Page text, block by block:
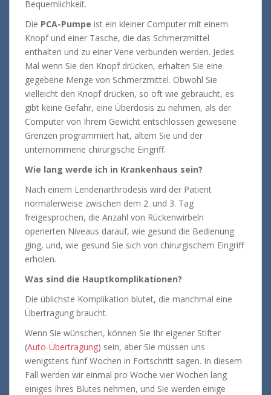
Bequemlichkeit.
Die PCA-Pumpe ist ein kleiner Computer mit einem
Knopf und einer Tasche, die das Schmerzmittel
enthalten und zu einer Vene verbunden werden. Jedes
Mal wenn Sie den Knopf drücken, erhalten Sie eine
gegebene Menge von Schmerzmittel. Obwohl Sie
vielleicht den Knopf drücken, so oft wie gebraucht, es
gibt keine Gefahr, eine Überdosis zu nehmen, als der
Computer von Ihrem Gewicht entschlossen gewesene
Grenzen programmiert hat, altern Sie und der
unternommene chirurgische Eingriff.
Wie lang werde ich in Krankenhaus sein?
Nach einem Lendenarthrodesis wird der Patient
normalerweise zwischen dem 2. und 3. Tag
freigesprochen, die Anzahl von Rückenwirbeln
operierten Niveaus darauf, wie gesund die Bedienung
ging, und, wie gesund Sie sich von chirurgischem Eingriff
erholen.
Was sind die Hauptkomplikationen?
Die üblichste Komplikation blutet, die manchmal eine
Übertragung braucht.
Wenn Sie wünschen, können Sie Ihr eigener Stifter
(Auto-Übertragung) sein, aber Sie müssen uns
wenigstens fünf Wochen in Fortschritt sagen. In diesem
Fall werden wir einmal pro Woche vier Wochen lang
einiges Ihres Blutes nehmen, und Sie werden einige